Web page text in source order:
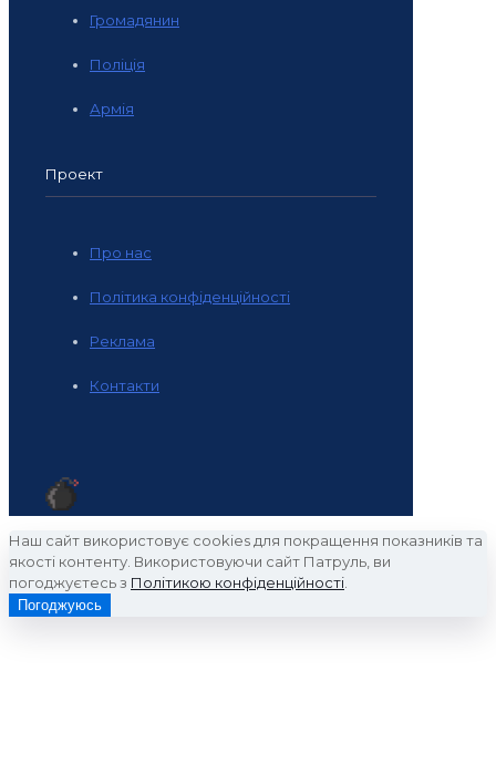
Громадянин
Поліція
Армія
Проект
Про нас
Політика конфіденційності
Реклама
Контакти
Наш сайт використовує cookies для покращення показників та
якості контенту. Використовуючи сайт Патруль, ви
погоджуєтесь з Політикою конфіденційності
Погоджуюсь